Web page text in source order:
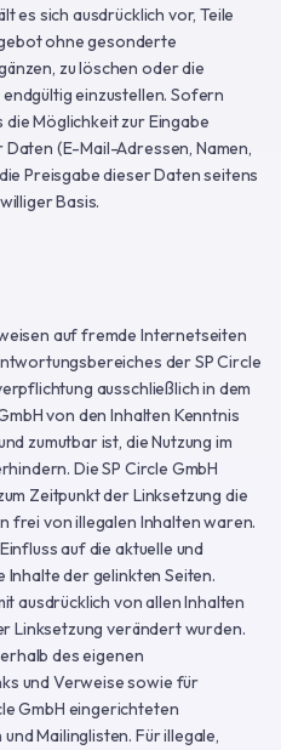
es sich ausdrücklich vor, Teile
ohne gesonderte
zu löschen oder die
einzustellen. Sofern
Möglichkeit zur Eingabe
(E-Mail-Adressen, Namen,
Preisgabe dieser Daten seitens
Basis.
auf fremde Internetseiten
der SP Circle
ausschließlich in dem
von den Inhalten Kenntnis
zumutbar ist, die Nutzung im
Die SP Circle GmbH
Zeitpunkt der Linksetzung die
frei von illegalen Inhalten waren.
auf die aktuelle und
Inhalte der gelinkten Seiten.
ausdrücklich von allen Inhalten
Linksetzung verändert wurden.
des eigenen
und Verweise sowie für
GmbH eingerichteten
Mailinglisten. Für illegale,